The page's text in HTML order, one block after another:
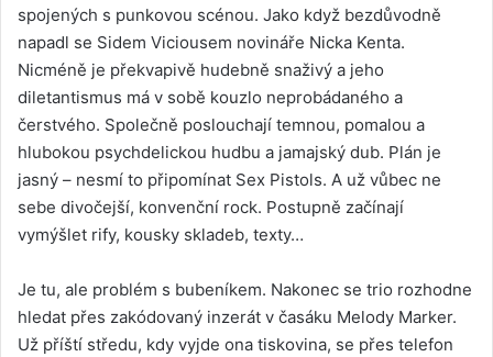
spojených s punkovou scénou. Jako když bezdůvodně
napadl se Sidem Viciousem novináře Nicka Kenta.
Nicméně je překvapivě hudebně snaživý a jeho
diletantismus má v sobě kouzlo neprobádaného a
čerstvého. Společně poslouchají temnou, pomalou a
hlubokou psychdelickou hudbu a jamajský dub. Plán je
jasný – nesmí to připomínat Sex Pistols. A už vůbec ne
sebe divočejší, konvenční rock. Postupně začínají
vymýšlet rify, kousky skladeb, texty…
Je tu, ale problém s bubeníkem. Nakonec se trio rozhodne
hledat přes zakódovaný inzerát v časáku Melody Marker.
Už příští středu, kdy vyjde ona tiskovina, se přes telefon